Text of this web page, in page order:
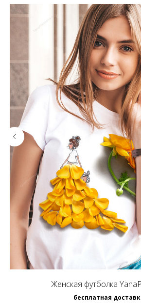
Женская футболка
бесплатная